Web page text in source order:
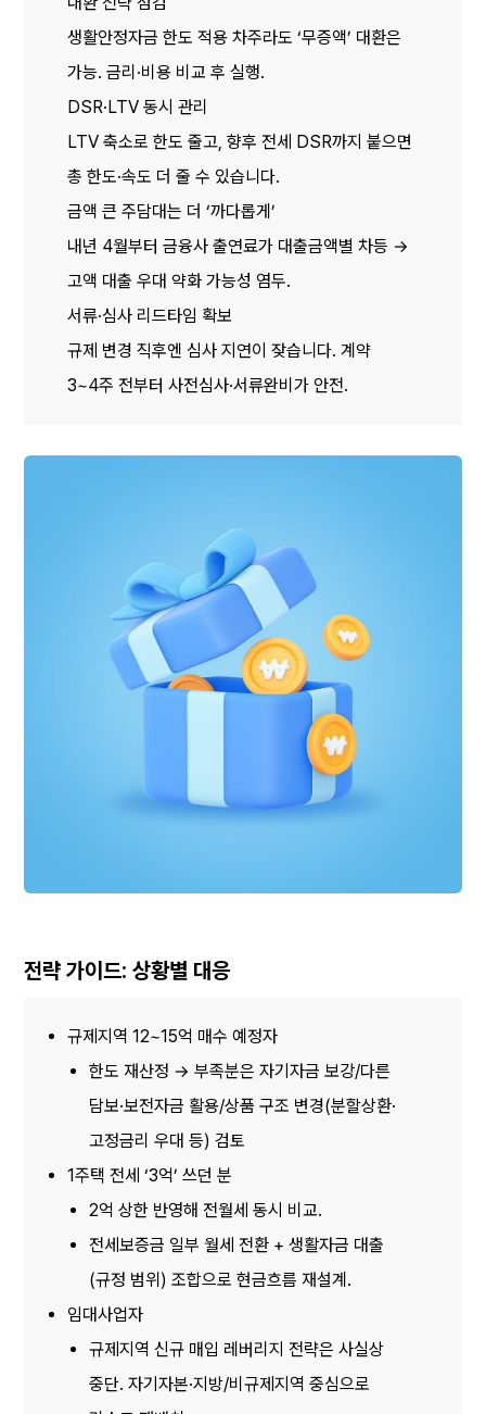
생활안정자금 한도 적용 차주라도 ‘무증액’ 대환은
가능. 금리·비용 비교 후 실행.
DSR·LTV 동시 관리
LTV 축소로 한도 줄고, 향후 전세 DSR까지 붙으면
총 한도·속도 더 줄 수 있습니다.
금액 큰 주담대는 더 ‘까다롭게’
내년 4월부터 금융사 출연료가 대출금액별 차등 →
고액 대출 우대 약화 가능성 염두.
서류·심사 리드타임 확보
규제 변경 직후엔 심사 지연이 잦습니다. 계약
3~4주 전부터 사전심사·서류완비가 안전.
전략 가이드: 상황별 대응
규제지역 12~15억 매수 예정자
한도 재산정 → 부족분은 자기자금 보강/다른
담보·보전자금 활용/상품 구조 변경(분할상환·
고정금리 우대 등) 검토
1주택 전세 ‘3억’ 쓰던 분
2억 상한 반영해 전월세 동시 비교.
전세보증금 일부 월세 전환 + 생활자금 대출
(규정 범위) 조합으로 현금흐름 재설계.
임대사업자
규제지역 신규 매입 레버리지 전략은 사실상
중단. 자기자본·지방/비규제지역 중심으로